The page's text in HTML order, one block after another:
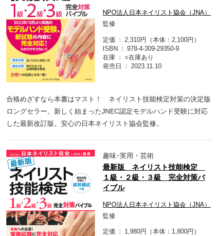
NPO法人日本ネイリスト協会（JNA）
監修
定価
2,310円（本体：2,100円）
ISBN
978-4-309-29350-9
在庫
○在庫あり
発売日
2023.11.10
合格めざすなら本書はマスト！ ネイリスト技能検定対策の決定版
ロングセラー。新しく始まったJNEC認定モデルハンド受験に対応
した最新改訂版。安心の日本ネイリスト協会監修。
趣味･実用・芸術
最新版 ネイリスト技能検定
１級・２級・３級 完全対策バ
イブル
NPO法人日本ネイリスト協会（JNA）
監修
定価
1,980円（本体：1,800円）